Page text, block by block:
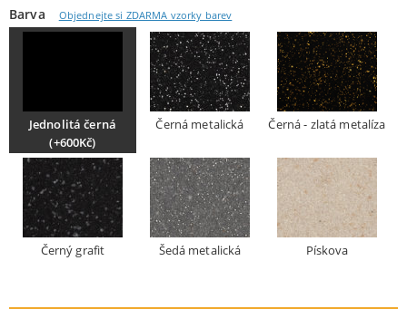
Barva Objednejte si ZDARMA vzorky barev
Jednolitá černá
(+600Kč)
Černá metalická Černá - zlatá metalíza
Černý grafit Šedá metalická Pískova